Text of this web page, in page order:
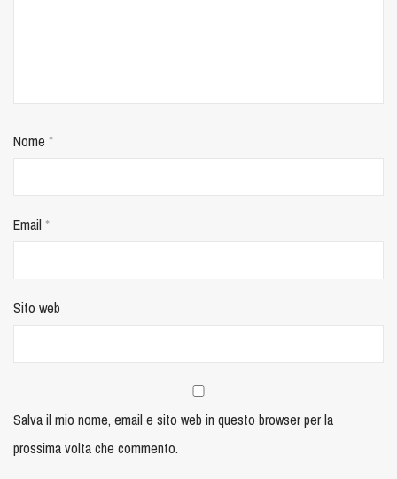
Nome *
Email *
Sito web
Salva il mio nome, email e sito web in questo browser per la
prossima volta che commento.